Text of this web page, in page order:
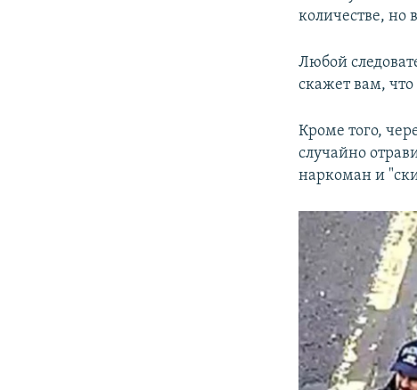
количестве, но
Любой
скажет вам,
Кроме того,
случайно
наркоман и